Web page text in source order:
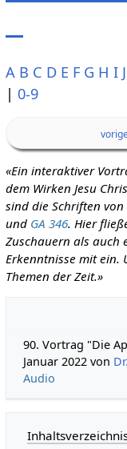
A B C D E F G H I J
| 0-9
«Ein interaktiver
dem Wirken Jesu
sind die Schriften von
und GA 346. Hier
Zuschauern als auch
Erkenntnisse mit ein.
Themen der Zeit.»
90. Vortrag "Die
Januar 2022 von
Audio